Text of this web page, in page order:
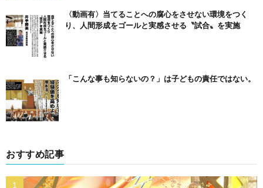
〈動画有〉当てることへの腐心をさせない環境をつく
り、人間形成をゴールと実感させる〝試合〟を実施
「こんな事も知らないの？」は子どもの責任ではない。
おすすめ記事